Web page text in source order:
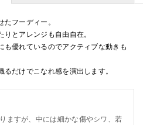
フーディー。
とアレンジも自由自在。
も優れているのでアクティブな動きも
だけでこなれ感を演出します。
ますが、中には細かな傷やシワ、若